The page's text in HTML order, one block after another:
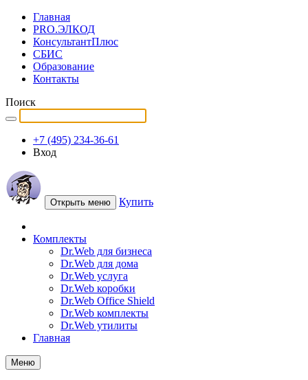
Главная
PRO.ЭЛКОД
КонсультантПлюс
СБИС
Образование
Контакты
Поиск
+7 (495) 234-36-61
Вход
Открыть меню Купить
Комплекты
Dr.Web для бизнеса
Dr.Web для дома
Dr.Web услуга
Dr.Web коробки
Dr.Web Office Shield
Dr.Web комплекты
Dr.Web утилиты
Главная
Меню